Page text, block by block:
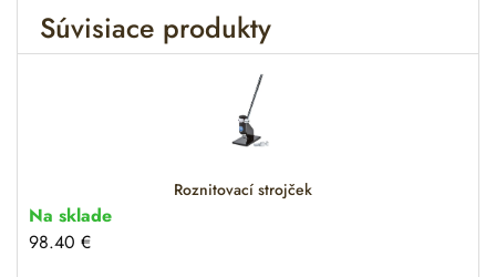
n
a
Súvisiace produkty
Roznitovací strojček
Na sklade
98.40 €